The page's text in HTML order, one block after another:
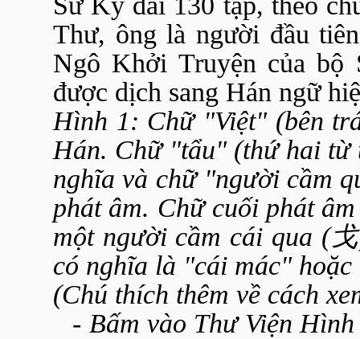
Thư, ông là người đầu
Ngô Khởi Truyện của
được dịch sang Hán ngữ
Hình 1: Chữ "Việt" (bên
Hán. Chữ "tẩu" (thứ hai từ
nghĩa và chữ "người cầm
phát âm. Chữ cuối phát
một người cầm cái qua (戈
có nghĩa là "cái mác"
(Chú thích thêm về cách
- Bấm vào Thư Viện Hình